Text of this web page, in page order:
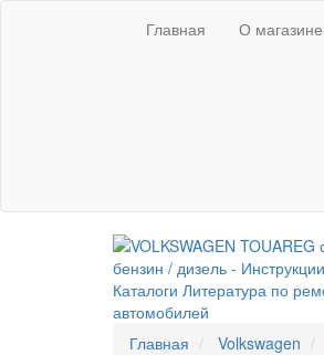
Главная О магазине
Главная Volkswagen